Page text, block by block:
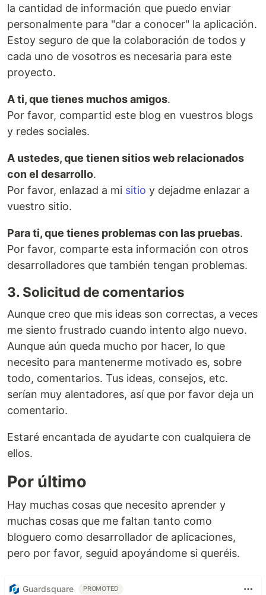
la cantidad de información que puedo enviar
personalmente para "dar a conocer" la aplicación.
Estoy seguro de que la colaboración de todos y
cada uno de vosotros es necesaria para este
proyecto.
A ti, que tienes muchos amigos.
Por favor, compartid este blog en vuestros blogs
y redes sociales.
A ustedes, que tienen sitios web relacionados
con el desarrollo.
Por favor, enlazad a mi sitio y dejadme enlazar a
vuestro sitio.
Para ti, que tienes problemas con las pruebas.
Por favor, comparte esta información con otros
desarrolladores que también tengan problemas.
3. Solicitud de comentarios
Aunque creo que mis ideas son correctas, a veces
me siento frustrado cuando intento algo nuevo.
Aunque aún queda mucho por hacer, lo que
necesito para mantenerme motivado es, sobre
todo, comentarios. Tus ideas, consejos, etc.
serían muy alentadores, así que por favor deja un
comentario.
Estaré encantada de ayudarte con cualquiera de
ellos.
Por último
Hay muchas cosas que necesito aprender y
muchas cosas que me faltan tanto como
bloguero como desarrollador de aplicaciones,
pero por favor, seguid apoyándome si queréis.
Guardsquare PROMOTED